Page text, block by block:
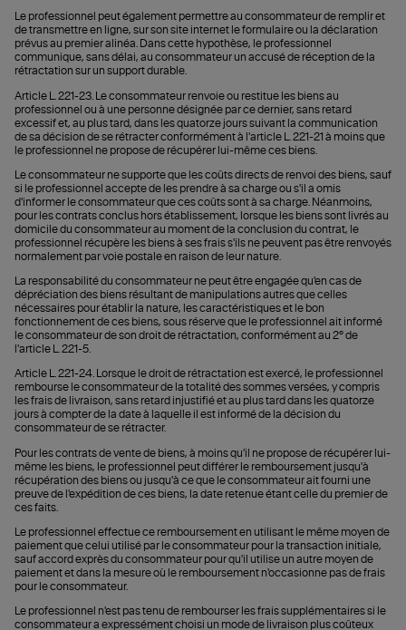
Le professionnel peut également permettre au consommateur de remplir et
de transmettre en ligne, sur son site internet le formulaire ou la déclaration
prévus au premier alinéa. Dans cette hypothèse, le professionnel
communique, sans délai, au consommateur un accusé de réception de la
rétractation sur un support durable.
Article L. 221-23. Le consommateur renvoie ou restitue les biens au
professionnel ou à une personne désignée par ce dernier, sans retard
excessif et, au plus tard, dans les quatorze jours suivant la communication
de sa décision de se rétracter conformément à l'article L. 221-21 à moins que
le professionnel ne propose de récupérer lui-même ces biens.
Le consommateur ne supporte que les coûts directs de renvoi des biens, sauf
si le professionnel accepte de les prendre à sa charge ou s'il a omis
d'informer le consommateur que ces coûts sont à sa charge. Néanmoins,
pour les contrats conclus hors établissement, lorsque les biens sont livrés au
domicile du consommateur au moment de la conclusion du contrat, le
professionnel récupère les biens à ses frais s'ils ne peuvent pas être renvoyés
normalement par voie postale en raison de leur nature.
La responsabilité du consommateur ne peut être engagée qu'en cas de
dépréciation des biens résultant de manipulations autres que celles
nécessaires pour établir la nature, les caractéristiques et le bon
fonctionnement de ces biens, sous réserve que le professionnel ait informé
le consommateur de son droit de rétractation, conformément au 2° de
l'article L. 221-5.
Article L. 221-24. Lorsque le droit de rétractation est exercé, le professionnel
rembourse le consommateur de la totalité des sommes versées, y compris
les frais de livraison, sans retard injustifié et au plus tard dans les quatorze
jours à compter de la date à laquelle il est informé de la décision du
consommateur de se rétracter.
Pour les contrats de vente de biens, à moins qu'il ne propose de récupérer lui-
même les biens, le professionnel peut différer le remboursement jusqu'à
récupération des biens ou jusqu'à ce que le consommateur ait fourni une
preuve de l'expédition de ces biens, la date retenue étant celle du premier de
ces faits.
Le professionnel effectue ce remboursement en utilisant le même moyen de
paiement que celui utilisé par le consommateur pour la transaction initiale,
sauf accord exprès du consommateur pour qu'il utilise un autre moyen de
paiement et dans la mesure où le remboursement n'occasionne pas de frais
pour le consommateur.
Le professionnel n'est pas tenu de rembourser les frais supplémentaires si le
consommateur a expressément choisi un mode de livraison plus coûteux